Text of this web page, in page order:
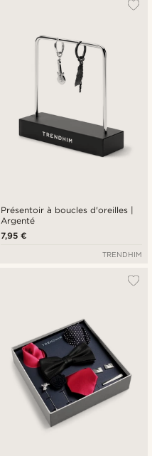
Présentoir à boucles d'oreilles |
Argenté
7,95 €
TRENDHIM